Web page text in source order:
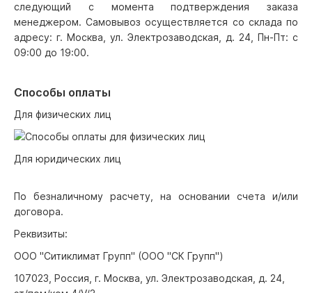
следующий с момента подтверждения заказа
менеджером. Самовывоз осуществляется со склада по
адресу: г. Москва, ул. Электрозаводская, д. 24, Пн-Пт: с
09:00 до 19:00.
Способы оплаты
Для физических лиц
Для юридических лиц
По безналичному расчету, на основании счета и/или
договора.
Реквизиты:
ООО "Ситиклимат Групп" (ООО "СК Групп")
107023, Россия, г. Москва, ул. Электрозаводская, д. 24,